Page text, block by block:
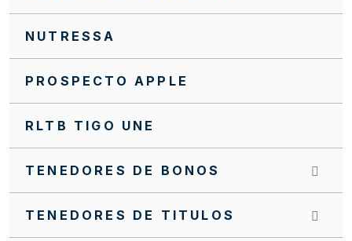
INVITACIÓN CERRADA SC0129 FFIE 2025
INVITACIÓN CERRADA SC0120 FFIE 2025
INVITACIÓN CERRADA SC0074 FFIE 2023
INVITACIÓN CERRADA FFIE No. 084 DE 2023
NUTRESSA
PROSPECTO APPLE
RLTB TIGO UNE
TENEDORES DE BONOS
TENEDORES DE TITULOS